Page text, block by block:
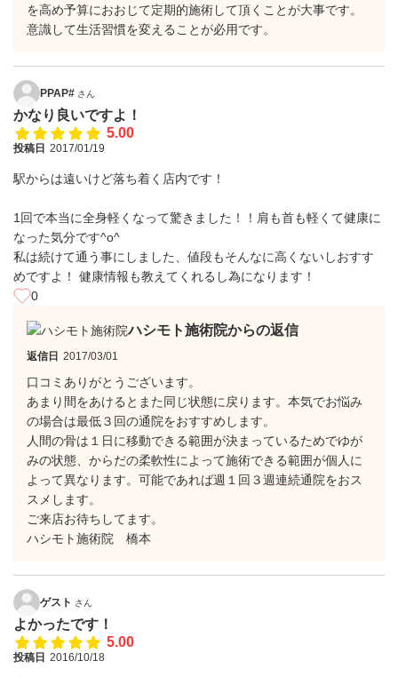
を高め予算におおじて定期的施術して頂くことが大事です。
意識して生活習慣を変えることが必用です。
PPAP# さん
かなり良いですよ！
5.00
投稿日 2017/01/19
駅からは遠いけど落ち着く店内です！
1回で本当に全身軽くなって驚きました！！肩も首も軽くて健康に
なった気分です^o^
私は続けて通う事にしました、値段もそんなに高くないしおすす
めですよ！ 健康情報も教えてくれるし為になります！
0
ハシモト施術院からの返信
返信日 2017/03/01
口コミありがとうございます。
あまり間をあけるとまた同じ状態に戻ります。本気でお悩み
の場合は最低３回の通院をおすすめします。
人間の骨は１日に移動できる範囲が決まっているためでゆが
みの状態、からだの柔軟性によって施術できる範囲が個人に
よって異なります。可能であれば週１回３週連続通院をおス
スメします。
ご来店お待ちしてます。
ハシモト施術院 橋本
ゲスト さん
よかったです！
5.00
投稿日 2016/10/18